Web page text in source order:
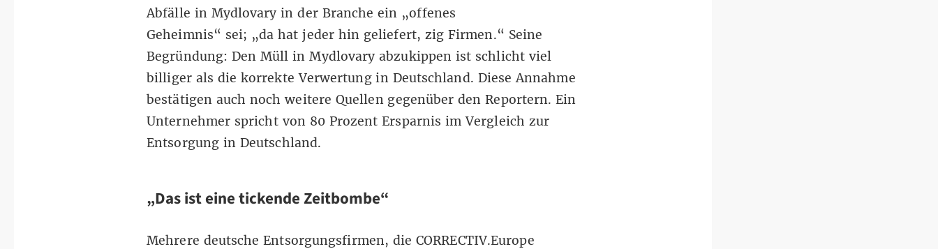
Abfälle in Mydlovary in der Branche ein „offenes
Geheimnis“ sei; „da hat jeder hin geliefert, zig Firmen.“ Seine
Begründung: Den Müll in Mydlovary abzukippen ist schlicht viel
billiger als die korrekte Verwertung in Deutschland. Diese Annahme
bestätigen auch noch weitere Quellen gegenüber den Reportern. Ein
Unternehmer spricht von 80 Prozent Ersparnis im Vergleich zur
Entsorgung in Deutschland.
„Das ist eine tickende Zeitbombe“
Mehrere deutsche Entsorgungsfirmen, die CORRECTIV.Europe